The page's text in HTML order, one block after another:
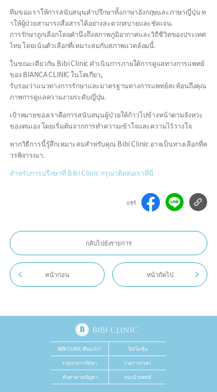
ทีมของเราให้การสนับสนุนคำปรึกษาทั้งภาษาอังกฤษและภาษาญี่ปุ่น ท
ำให้ผู้ป่วยสามารถสื่อสารได้อย่างสะดวกสบายและชัดเจน.
การรักษาถูกเลือกโดยคำนึงถึงสภาพภูมิอากาศและวิถีชีวิตของประเทศ
ไทย โดยเน้นตัวเลือกที่เหมาะสมกับสภาพแวดล้อมนี้.
ในขณะเดียวกัน Bibi Clinic ดำเนินการภายใต้การดูแลทางการแพทย์
ของ BIANCA CLINIC ในโตเกียว,
รับรองว่าแนวทางการรักษาและมาตรฐานทางการแพทย์สะท้อนถึงคุณ
ภาพการดูแลความงามระดับญี่ปุ่น.
เป้าหมายของเราคือการสนับสนุนผู้ป่วยให้ก้าวไปข้างหน้าตามจังหวะ
ของตนเอง โดยเริ่มต้นจากการทำความเข้าใจและความไว้วางใจ.
หากวิธีการนี้รู้สึกเหมาะสมสำหรับคุณ Bibi Clinic อาจเป็นทางเลือกที่ค
วรพิจารณา.
สำหรับการปรึกษาที่ Bibi Clinic กรุณาติดต่อเราที่นี่.
แชร์
หน้าก่อน
กลับไปยังรายการ
หน้าถัดไป
BIBI CLINIC คืออะไร?
โปรโมชั่น
รายการการรักษา
รายการราคา
ค้นหาตามปัญหา
แนะนำแพทย์